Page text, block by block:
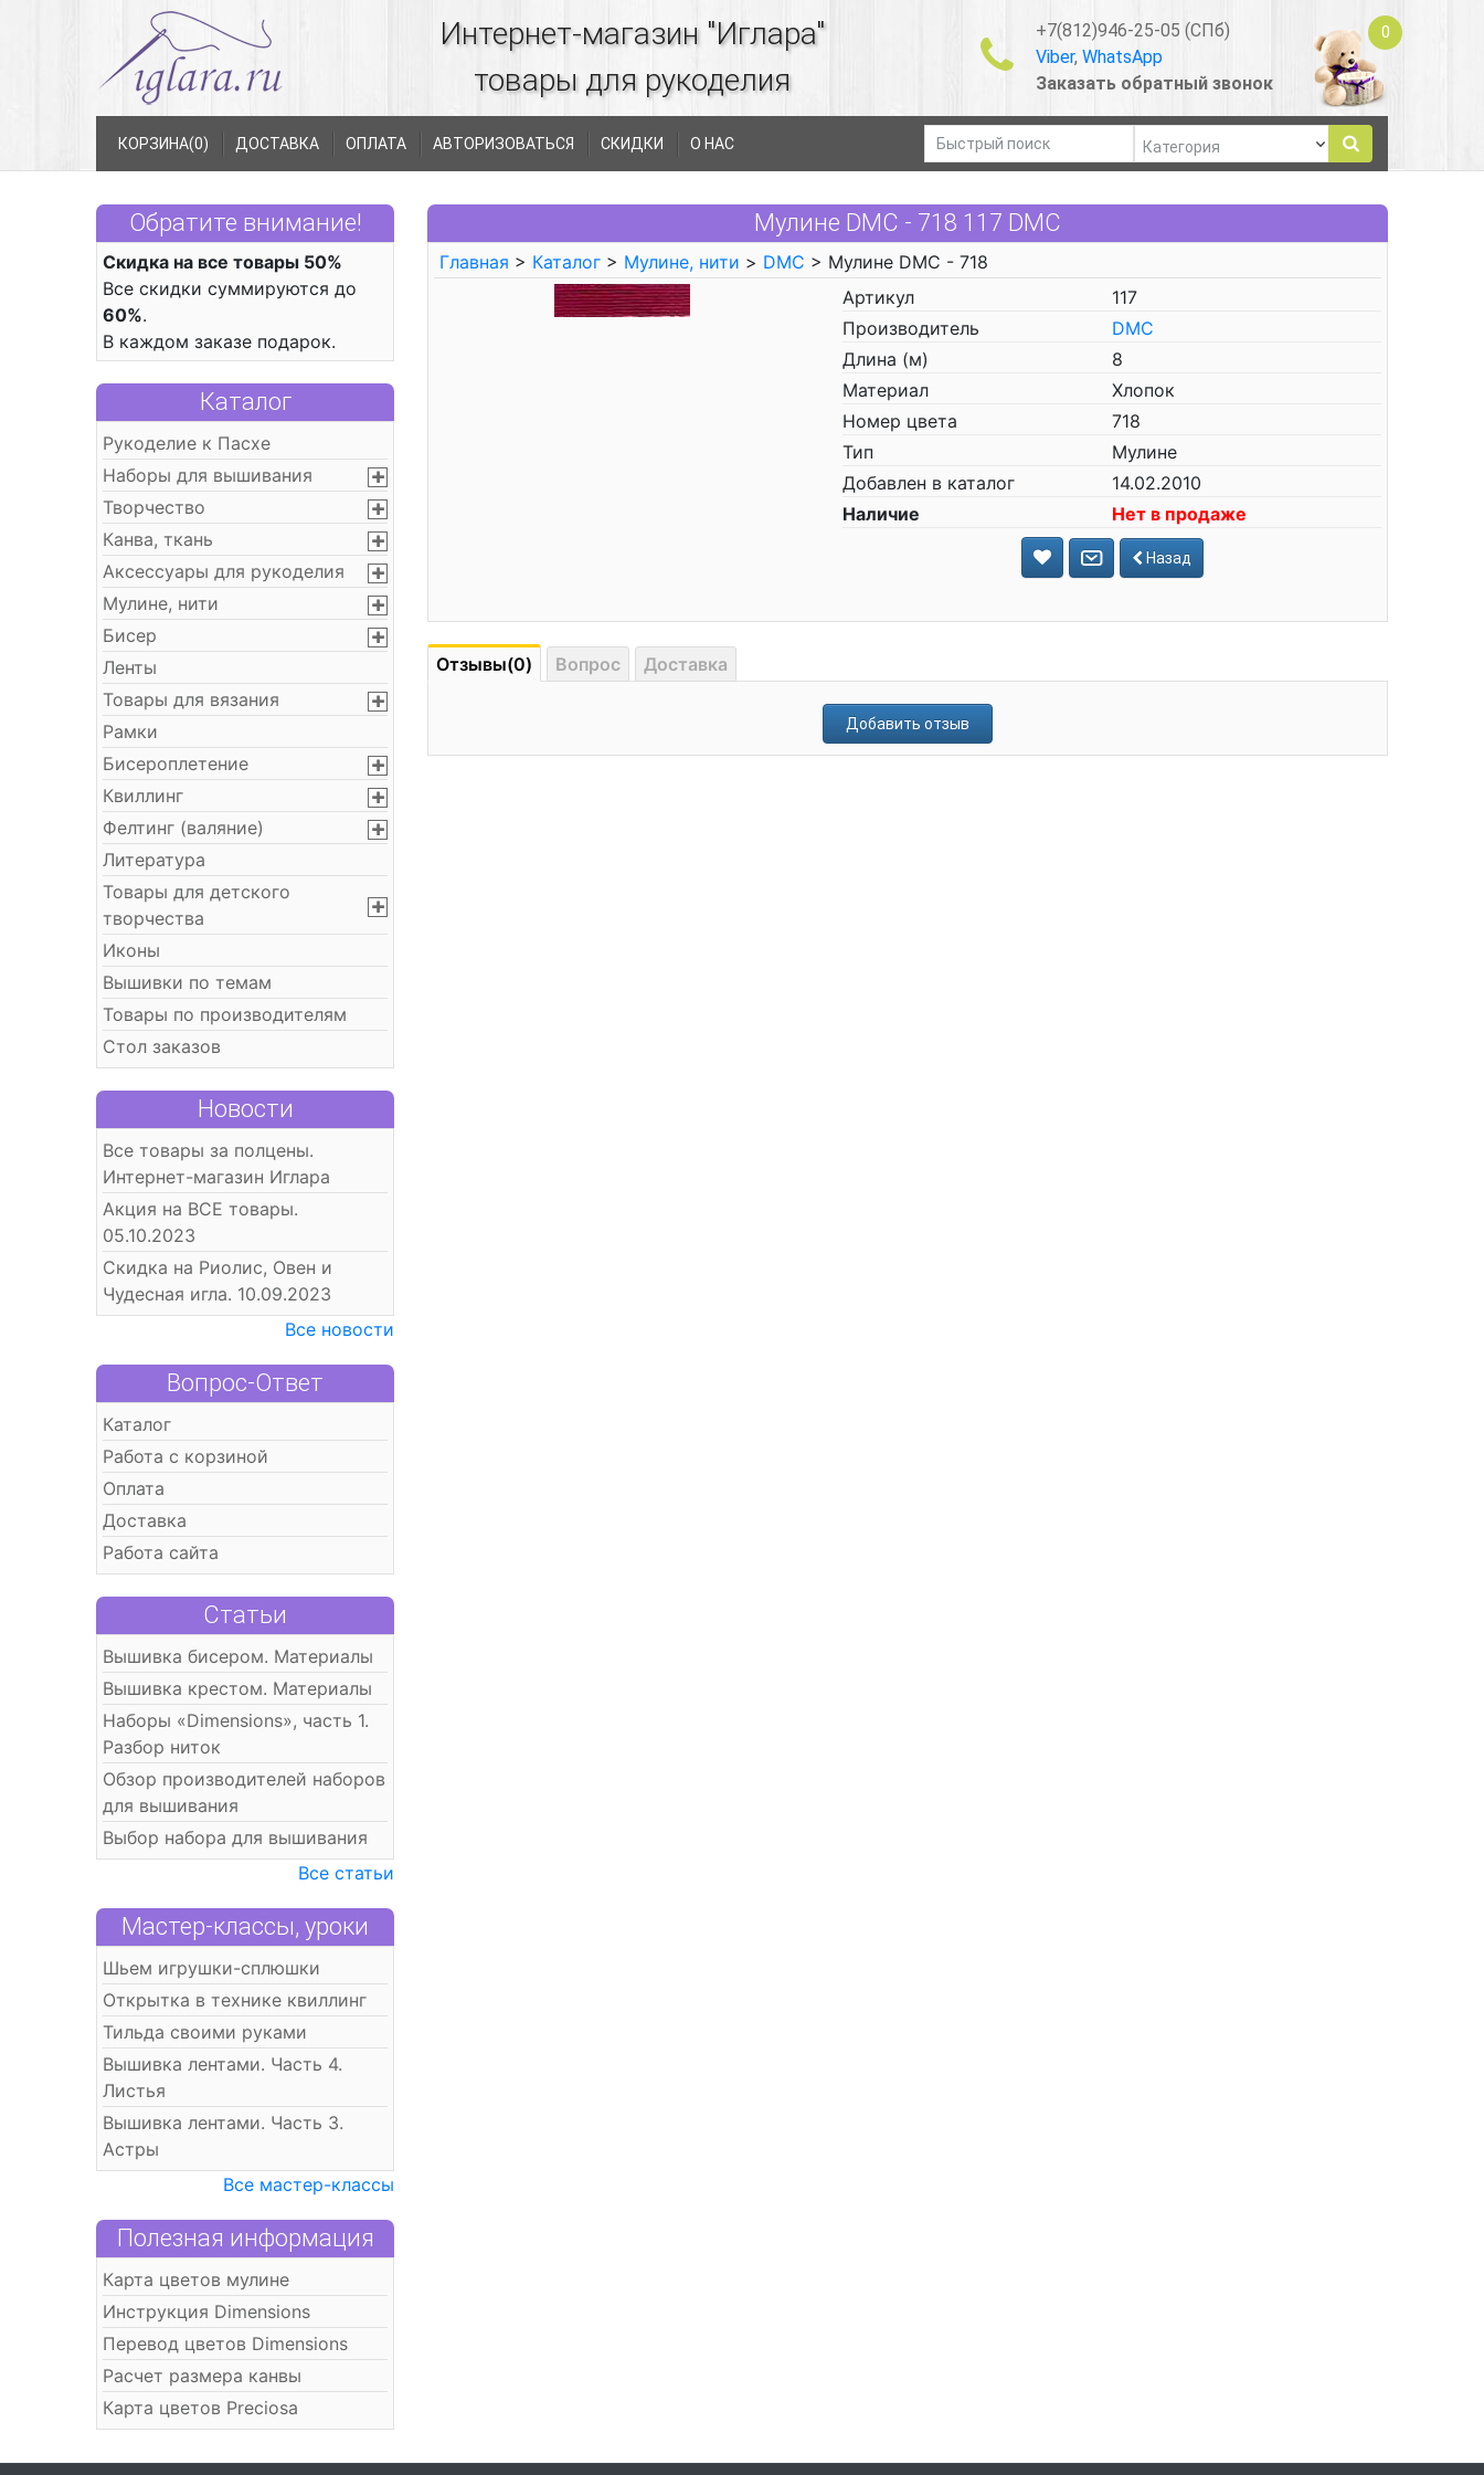
Интернет-магазин "Иглара"
товары для рукоделия
+7(812)946-25-05 (СПб)
Viber, WhatsApp
Заказать обратный звонок
0
КОРЗИНА(0) ДОСТАВКА ОПЛАТА АВТОРИЗОВАТЬСЯ СКИДКИ О НАС
Обратите внимание!
Скидка на все товары 50%
Все скидки суммируются до
60%.
В каждом заказе подарок.
Каталог
Рукоделие к Пасхе
Наборы для вышивания
Творчество
Канва, ткань
Аксессуары для рукоделия
Мулине, нити
Бисер
Ленты
Товары для вязания
Рамки
Бисероплетение
Квиллинг
Фелтинг (валяние)
Литература
Товары для детского
творчества
Иконы
Вышивки по темам
Товары по производителям
Стол заказов
Новости
Все товары за полцены.
Интернет-магазин Иглара
Акция на ВСЕ товары.
05.10.2023
Скидка на Риолис, Овен и
Чудесная игла. 10.09.2023
Все новости
Вопрос-Ответ
Каталог
Работа с корзиной
Оплата
Доставка
Работа сайта
Статьи
Вышивка бисером. Материалы
Вышивка крестом. Материалы
Наборы «Dimensions», часть 1.
Разбор ниток
Обзор производителей наборов
для вышивания
Выбор набора для вышивания
Все статьи
Мастер-классы, уроки
Шьем игрушки-сплюшки
Открытка в технике квиллинг
Тильда своими руками
Вышивка лентами. Часть 4.
Листья
Вышивка лентами. Часть 3.
Астры
Все мастер-классы
Полезная информация
Карта цветов мулине
Инструкция Dimensions
Перевод цветов Dimensions
Расчет размера канвы
Карта цветов Preciosa
Мулине DMC - 718 117 DMC
Главная > Каталог > Мулине, нити > DMC > Мулине DMC - 718
Артикул
117
Производитель
DMC
Длина (м)
8
Материал
Хлопок
Номер цвета
718
Тип
Мулине
Добавлен в каталог
14.02.2010
Наличие
Нет в продаже
Назад
Отзывы(0) Вопрос Доставка
Добавить отзыв